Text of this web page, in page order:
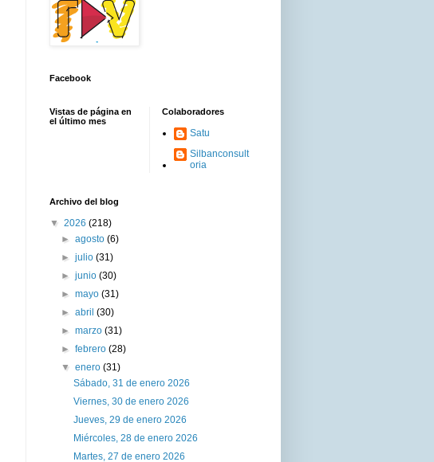
Facebook
Vistas de página en
el último mes
Colaboradores
Satu
Silbanconsult
oria
Archivo del blog
▼ 2026 (218)
►agosto(6)
►julio(31)
►junio(30)
►mayo(31)
►abril(30)
►marzo(31)
►febrero(28)
▼enero(31)
Sábado, 31 de enero 2026
Viernes, 30 de enero 2026
Jueves, 29 de enero 2026
Miércoles, 28 de enero 2026
Martes, 27 de enero 2026